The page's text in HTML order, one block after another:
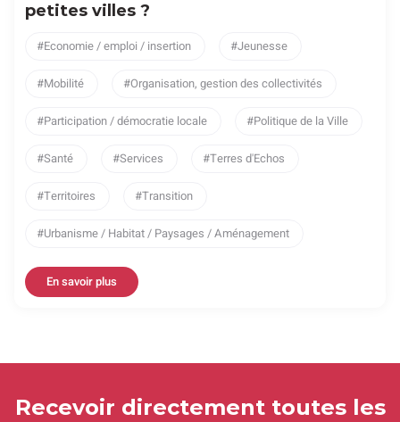
petites villes ?
Economie / emploi / insertion Jeunesse
Mobilité Organisation, gestion des collectivités
Participation / démocratie locale Politique de la Ville
Santé Services Terres d'Echos
Territoires Transition
Urbanisme / Habitat / Paysages / Aménagement
En savoir plus
Recevoir directement toutes les